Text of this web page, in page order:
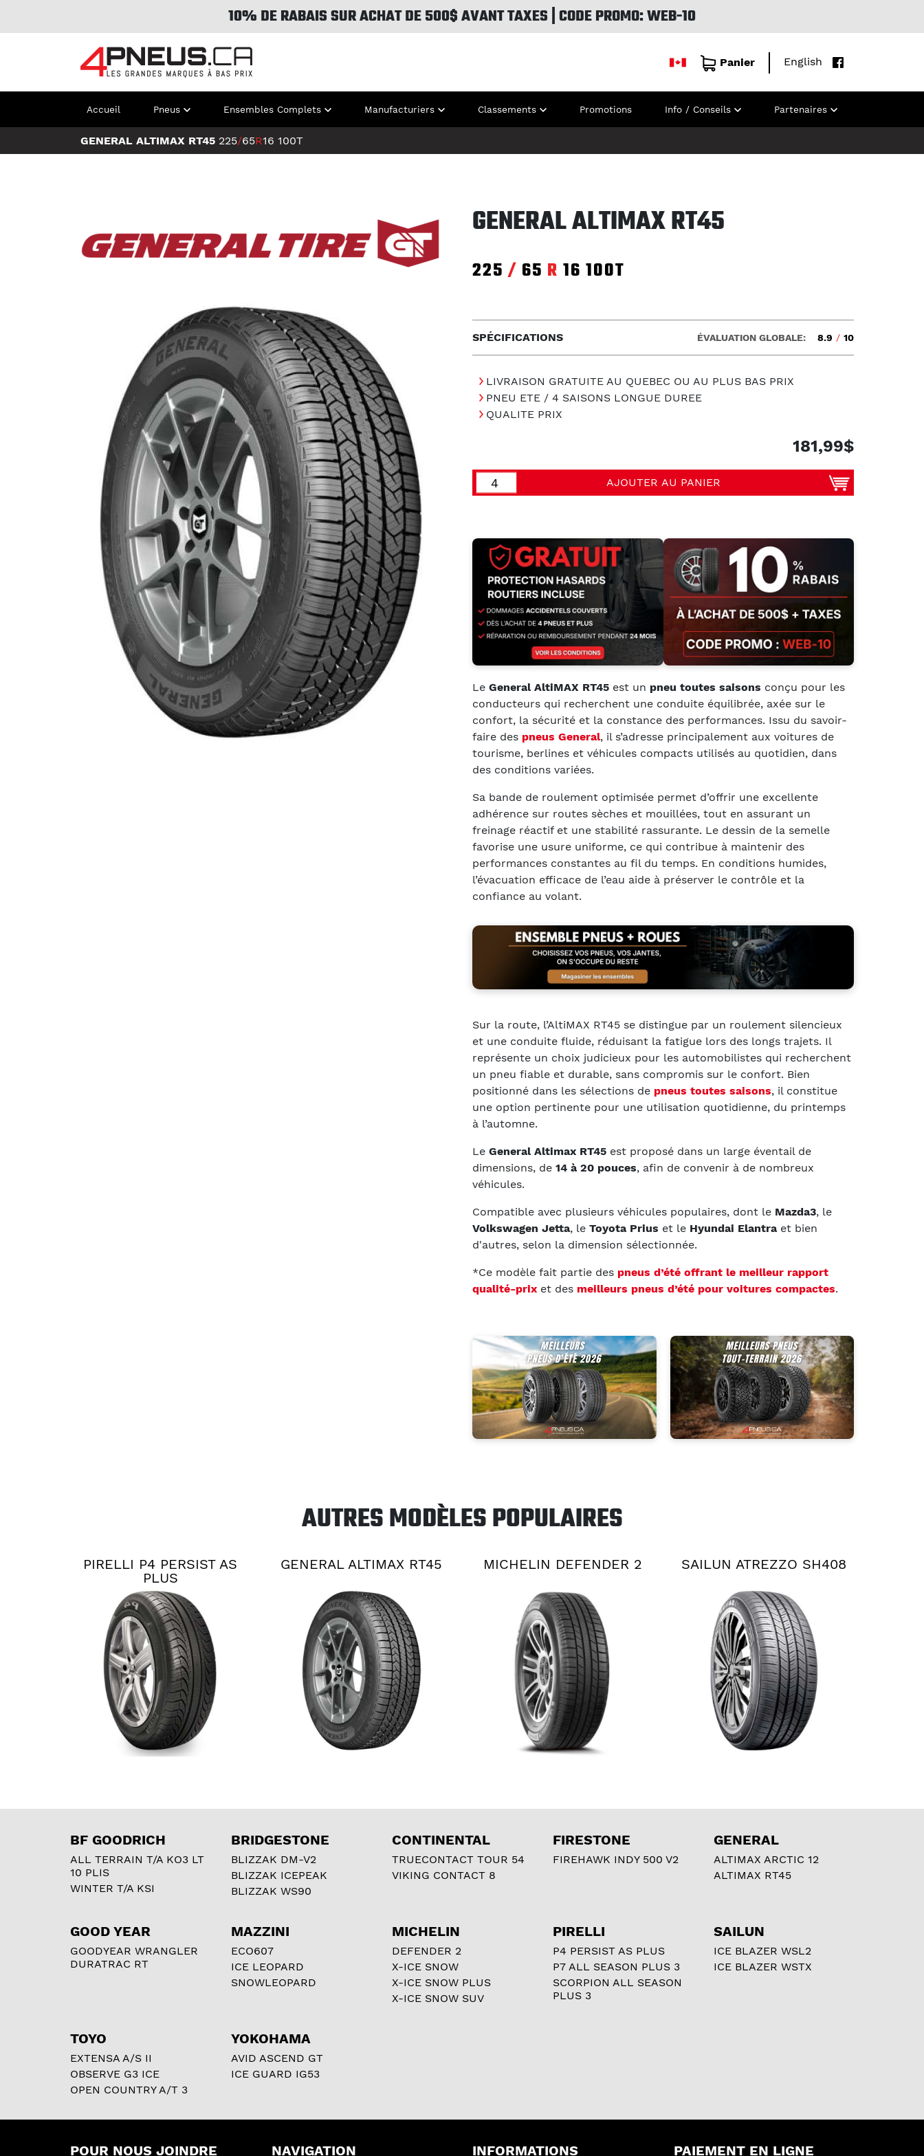
10% DE RABAIS SUR ACHAT DE 500$ AVANT TAXES | CODE PROMO: WEB-10
Panier English
Accueil Pneus Ensembles Complets Manufacturiers Classements Promotions Info / Conseils Partenaires
GENERAL ALTIMAX RT45 225/65R16 100T
GENERAL ALTIMAX RT45
225 / 65 R 16 100T
SPÉCIFICATIONS ÉVALUATION GLOBALE: 8.9 / 10
LIVRAISON GRATUITE AU QUEBEC OU AU PLUS BAS PRIX
PNEU ETE / 4 SAISONS LONGUE DUREE
QUALITE PRIX
181,99$
AJOUTER AU PANIER
Le General AltiMAX RT45 est un pneu toutes saisons conçu pour les
conducteurs qui recherchent une conduite équilibrée, axée sur le
confort, la sécurité et la constance des performances. Issu du savoir-
faire des pneus General, il s’adresse principalement aux voitures de
tourisme, berlines et véhicules compacts utilisés au quotidien, dans
des conditions variées.
Sa bande de roulement optimisée permet d’offrir une excellente
adhérence sur routes sèches et mouillées, tout en assurant un
freinage réactif et une stabilité rassurante. Le dessin de la semelle
favorise une usure uniforme, ce qui contribue à maintenir des
performances constantes au fil du temps. En conditions humides,
l’évacuation efficace de l’eau aide à préserver le contrôle et la
confiance au volant.
Sur la route, l’AltiMAX RT45 se distingue par un roulement silencieux
et une conduite fluide, réduisant la fatigue lors des longs trajets. Il
représente un choix judicieux pour les automobilistes qui recherchent
un pneu fiable et durable, sans compromis sur le confort. Bien
positionné dans les sélections de pneus toutes saisons, il constitue
une option pertinente pour une utilisation quotidienne, du printemps
à l’automne.
Le General Altimax RT45 est proposé dans un large éventail de
dimensions, de 14 à 20 pouces, afin de convenir à de nombreux
véhicules.
Compatible avec plusieurs véhicules populaires, dont le Mazda3, le
Volkswagen Jetta, le Toyota Prius et le Hyundai Elantraet bien
d'autres, selon la dimension sélectionnée.
*Ce modèle fait partie des pneus d’été offrant le meilleur rapport
qualité-prix et des meilleurs pneus d’été pour voitures compactes.
AUTRES MODÈLES POPULAIRES
PIRELLI P4 PERSIST AS
PLUS
GENERAL ALTIMAX RT45 MICHELIN DEFENDER 2 SAILUN ATREZZO SH408
BF GOODRICH
ALL TERRAIN T/A KO3 LT
10 PLIS
WINTER T/A KSI
BRIDGESTONE
BLIZZAK DM-V2
BLIZZAK ICEPEAK
BLIZZAK WS90
CONTINENTAL
TRUECONTACT TOUR 54
VIKING CONTACT 8
FIRESTONE
FIREHAWK INDY 500 V2
GENERAL
ALTIMAX ARCTIC 12
ALTIMAX RT45
GOOD YEAR
GOODYEAR WRANGLER
DURATRAC RT
MAZZINI
ECO607
ICE LEOPARD
SNOWLEOPARD
MICHELIN
DEFENDER 2
X-ICE SNOW
X-ICE SNOW PLUS
X-ICE SNOW SUV
PIRELLI
P4 PERSIST AS PLUS
P7 ALL SEASON PLUS 3
SCORPION ALL SEASON
PLUS 3
SAILUN
ICE BLAZER WSL2
ICE BLAZER WSTX
TOYO
EXTENSA A/S II
OBSERVE G3 ICE
OPEN COUNTRY A/T 3
YOKOHAMA
AVID ASCEND GT
ICE GUARD IG53
POUR NOUS JOINDRE NAVIGATION INFORMATIONS PAIEMENT EN LIGNE